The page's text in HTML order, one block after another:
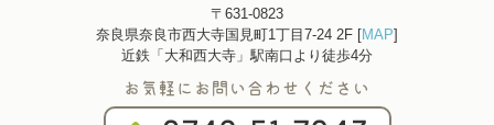
〒631-0823
奈良県奈良市西大寺国見町1丁目7-24 2F [MAP]
近鉄「大和西大寺」駅南口より徒歩4分
お気軽にお問い合わせください